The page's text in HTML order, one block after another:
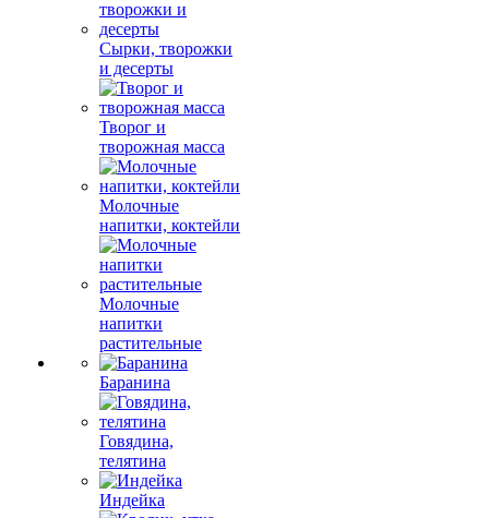
Сырки, творожки
и десерты
Творог и
творожная масса
Молочные
напитки, коктейли
Молочные
напитки
растительные
Баранина
Говядина,
телятина
Индейка